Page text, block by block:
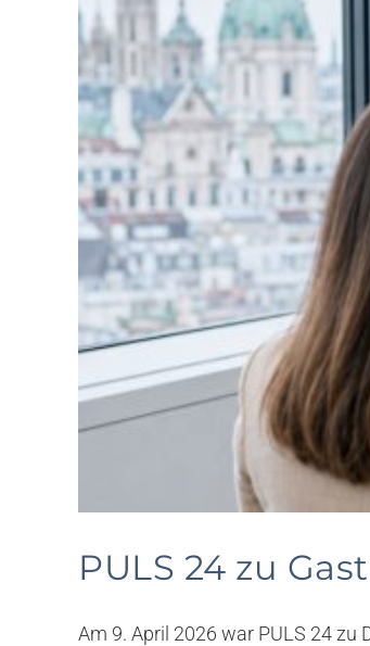
PULS 24 zu
Am 9. April 2026 war PULS 24 zu